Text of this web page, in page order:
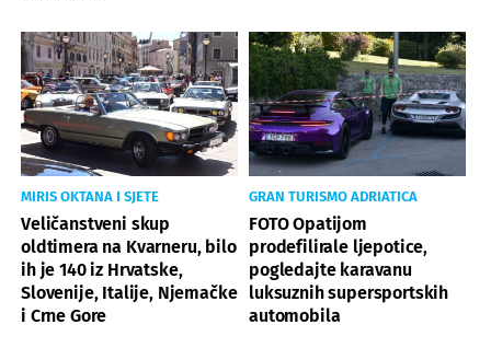
MIRIS OKTANA I SJETE
Veličanstveni skup
oldtimera na Kvarneru, bilo
ih je 140 iz Hrvatske,
Slovenije, Italije, Njemačke
i Crne Gore
GRAN TURISMO ADRIATICA
FOTO Opatijom
prodefilirale ljepotice,
pogledajte karavanu
luksuznih supersportskih
automobila